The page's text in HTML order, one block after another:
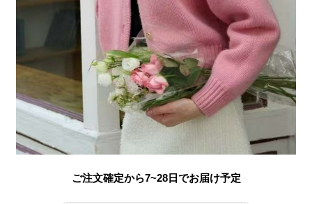
ご注文確定から7~28日でお届け予定